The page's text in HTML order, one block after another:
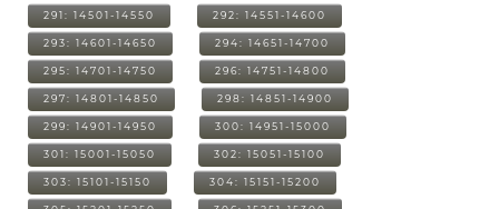
291: 14501-14550 292: 14551-14600
293: 14601-14650 294: 14651-14700
295: 14701-14750 296: 14751-14800
297: 14801-14850 298: 14851-14900
299: 14901-14950 300: 14951-15000
301: 15001-15050 302: 15051-15100
303: 15101-15150 304: 15151-15200